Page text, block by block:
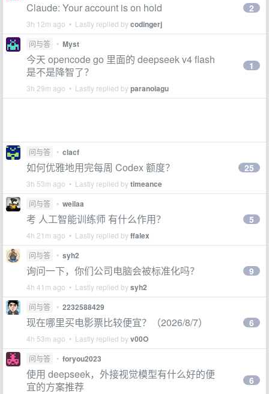
Claude: Your account is on hold
3h 12m ago • Lastly replied bycodingerj
2
问与答 • Myst
今天 opencode go 里面的 deepseek v4 flash
是不是降智了？
3h 29m ago • Lastly replied byparanoiagu
1
问与答 • clacf
如何优雅地用完每周 Codex 额度？
3h 53m ago • Lastly replied bytimeance
25
问与答 • weilaa
考 人工智能训练师 有什么作用？
4h 21m ago • Lastly replied byffalex
5
问与答 • syh2
询问一下，你们公司电脑会被标准化吗？
4h 41m ago • Lastly replied bysyh2
9
问与答 • 2232588429
现在哪里买电影票比较便宜？（2026/8/7）
4h 53m ago • Lastly replied byv00O
6
问与答 • foryou2023
使用 deepseek，外接视觉模型有什么好的便
宜的方案推荐
6